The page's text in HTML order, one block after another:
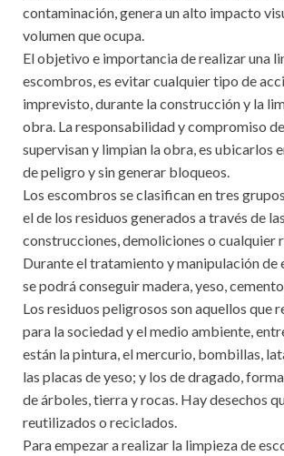
contaminación, genera un alto impacto
volumen que ocupa.
El objetivo e importancia de realizar una
escombros, es evitar cualquier tipo de
imprevisto, durante la construcción y la
obra. La responsabilidad y compromiso
supervisan y limpian la obra, es ubicarlos
de peligro y sin generar bloqueos.
Los escombros se clasifican en tres
el de los residuos generados a través de las
construcciones, demoliciones o cualquier
Durante el tratamiento y manipulación de
se podrá conseguir madera, yeso,
Los residuos peligrosos son aquellos que
para la sociedad y el medio ambiente,
están la pintura, el mercurio, bombillas,
las placas de yeso; y los de dragado,
de árboles, tierra y rocas. Hay desechos
reutilizados o reciclados.
Para empezar a realizar la limpieza de